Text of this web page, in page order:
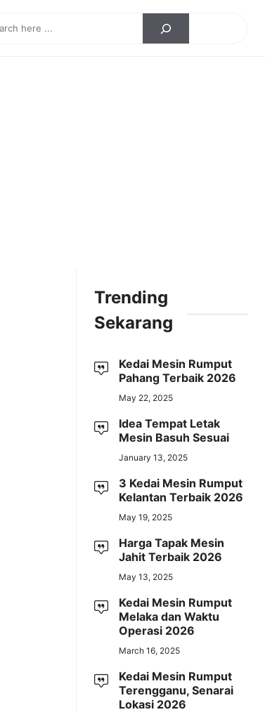
Trending
Sekarang
Kedai Mesin Rumput
Pahang Terbaik 2026
May 22, 2025
Idea Tempat Letak
Mesin Basuh Sesuai
January 13, 2025
3 Kedai Mesin Rumput
Kelantan Terbaik 2026
May 19, 2025
Harga Tapak Mesin
Jahit Terbaik 2026
May 13, 2025
Kedai Mesin Rumput
Melaka dan Waktu
Operasi 2026
March 16, 2025
Kedai Mesin Rumput
Terengganu, Senarai
Lokasi 2026